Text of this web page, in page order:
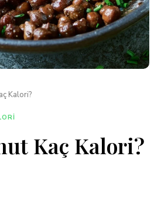
Kalori?
Kaç Kalori?